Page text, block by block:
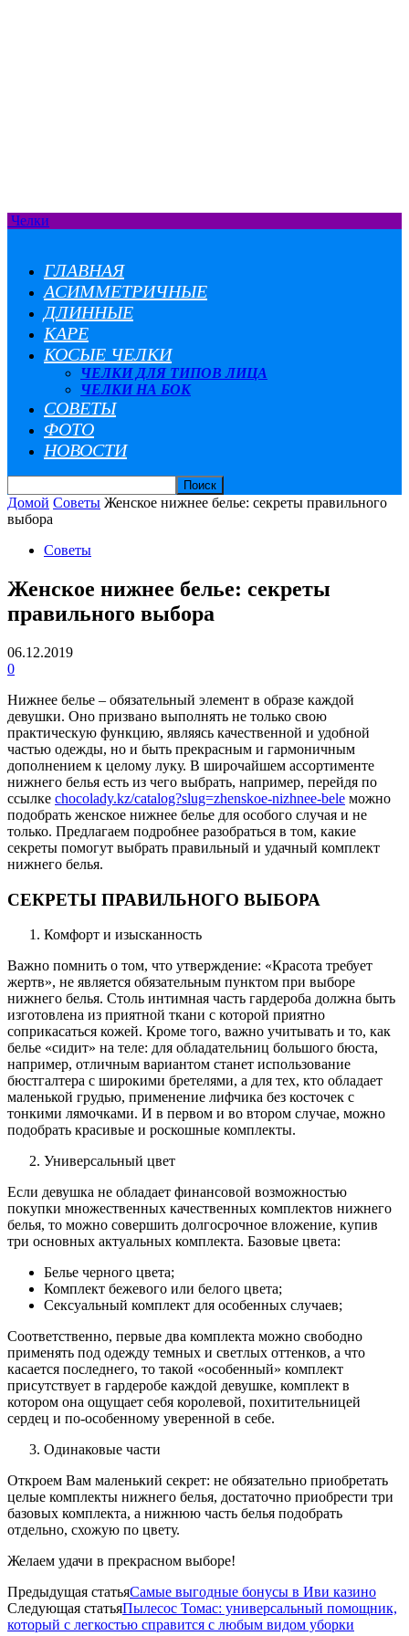
Челки
ГЛАВНАЯ
АСИММЕТРИЧНЫЕ
ДЛИННЫЕ
КАРЕ
КОСЫЕ ЧЕЛКИ
ЧЕЛКИ ДЛЯ ТИПОВ ЛИЦА
ЧЕЛКИ НА БОК
СОВЕТЫ
ФОТО
НОВОСТИ
Домой Советы Женское нижнее белье: секреты правильного
выбора
Советы
Женское нижнее белье: секреты
правильного выбора
06.12.2019
0
Нижнее белье – обязательный элемент в образе каждой
девушки. Оно призвано выполнять не только свою
практическую функцию, являясь качественной и удобной
частью одежды, но и быть прекрасным и гармоничным
дополнением к целому луку. В широчайшем ассортименте
нижнего белья есть из чего выбрать, например, перейдя по
ссылке chocolady.kz/catalog?slug=zhenskoe-nizhnee-bele можно
подобрать женское нижнее белье для особого случая и не
только. Предлагаем подробнее разобраться в том, какие
секреты помогут выбрать правильный и удачный комплект
нижнего белья.
СЕКРЕТЫ ПРАВИЛЬНОГО ВЫБОРА
Комфорт и изысканность
Важно помнить о том, что утверждение: «Красота требует
жертв», не является обязательным пунктом при выборе
нижнего белья. Столь интимная часть гардероба должна быть
изготовлена из приятной ткани с которой приятно
соприкасаться кожей. Кроме того, важно учитывать и то, как
белье «сидит» на теле: для обладательниц большого бюста,
например, отличным вариантом станет использование
бюстгалтера с широкими бретелями, а для тех, кто обладает
маленькой грудью, применение лифчика без косточек с
тонкими лямочками. И в первом и во втором случае, можно
подобрать красивые и роскошные комплекты.
Универсальный цвет
Если девушка не обладает финансовой возможностью
покупки множественных качественных комплектов нижнего
белья, то можно совершить долгосрочное вложение, купив
три основных актуальных комплекта. Базовые цвета:
Белье черного цвета;
Комплект бежевого или белого цвета;
Сексуальный комплект для особенных случаев;
Соответственно, первые два комплекта можно свободно
применять под одежду темных и светлых оттенков, а что
касается последнего, то такой «особенный» комплект
присутствует в гардеробе каждой девушке, комплект в
котором она ощущает себя королевой, похитительницей
сердец и по-особенному уверенной в себе.
Одинаковые части
Откроем Вам маленький секрет: не обязательно приобретать
целые комплекты нижнего белья, достаточно приобрести три
базовых комплекта, а нижнюю часть белья подобрать
отдельно, схожую по цвету.
Желаем удачи в прекрасном выборе!
Предыдущая статьяСамые выгодные бонусы в Иви казино
Следующая статьяПылесос Томас: универсальный помощник,
который с легкостью справится с любым видом уборки